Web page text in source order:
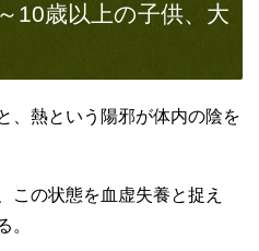
10歳以上の子供、大
、熱という陽邪が体内の陰を
この状態を血虚失養と捉え
。